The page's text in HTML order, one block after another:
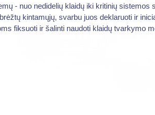
- nuo nedidelių klaidų iki kritinių sistemos
kintamųjų, svarbu juos deklaruoti ir
fiksuoti ir šalinti naudoti klaidų tvarkymo